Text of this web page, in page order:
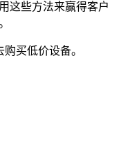
这些方法来赢得客户
买低价设备。